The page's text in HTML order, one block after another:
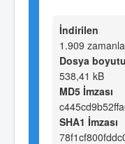
İndirilen
1.909
Dosya boyutu
538,41 kB
MD5 İmzası
SHA1 İmzası